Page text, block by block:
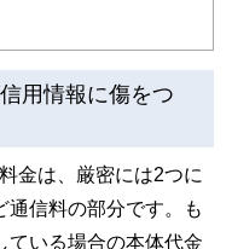
用情報に傷をつ
金は、厳密には2つに
通信料の部分です。も
ている場合の本体代金